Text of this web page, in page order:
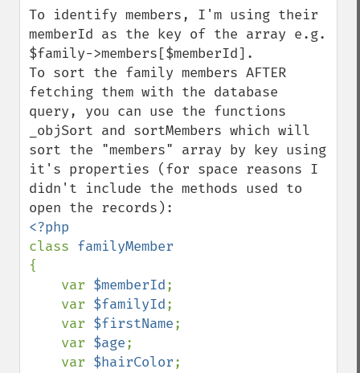
To identify members, I'm using their
memberId as the key of the array e.g.
$family->members[$memberId].
To sort the family members AFTER
fetching them with the database
query, you can use the functions
_objSort and sortMembers which will
sort the "members" array by key using
it's properties (for space reasons I
didn't include the methods used to
class
{
    var
$memberId;
    var
$familyId;
    var
$firstName;
    var
$age;
    var
$hairColor